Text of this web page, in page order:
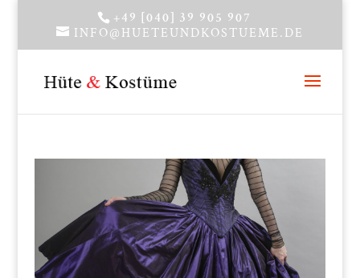
+49 [040] 39 905 907
INFO@HUETEUNDKOSTUEME.DE